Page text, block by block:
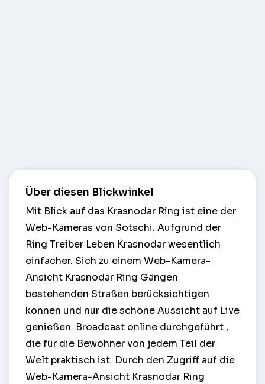
Über diesen Blickwinkel
Mit Blick auf das Krasnodar Ring ist eine der
Web-Kameras von Sotschi. Aufgrund der
Ring Treiber Leben Krasnodar wesentlich
einfacher. Sich zu einem Web-Kamera-
Ansicht Krasnodar Ring Gängen
bestehenden Straßen berücksichtigen
können und nur die schöne Aussicht auf Live
genießen. Broadcast online durchgeführt ,
die für die Bewohner von jedem Teil der
Welt praktisch ist. Durch den Zugriff auf die
Web-Kamera-Ansicht Krasnodar Ring